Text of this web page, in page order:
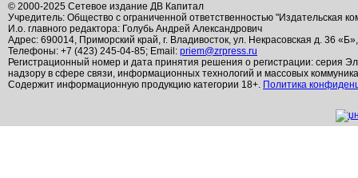
© 2000-2025 Сетевое издание ДВ Капитал
Учредитель: Общество с ограниченной ответственностью "Издательская
И.о. главного редактора: Голубь Андрей Александрович
Адрес: 690014, Приморский край, г. Владивосток, ул. Некрасовская д. 36
Телефоны: +7 (423) 245-04-85; Email: priem@zrpress.ru
Регистрационный номер и дата принятия решения о регистрации: серия
надзору в сфере связи, информационных технологий и массовых
Содержит информационную продукцию категории 18+. Политика